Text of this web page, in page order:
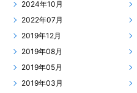
2024年10月
2022年07月
2019年12月
2019年08月
2019年05月
2019年03月